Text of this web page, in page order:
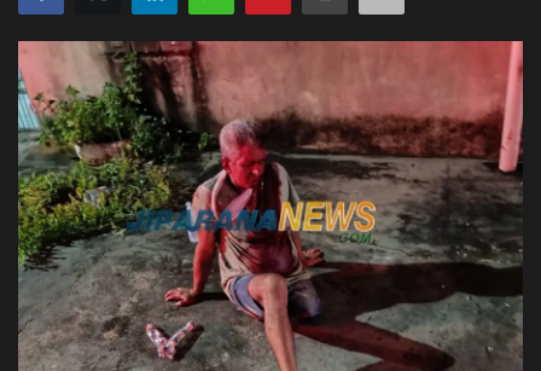
Justiça
Brasil
Educação
Galeria
Saúde